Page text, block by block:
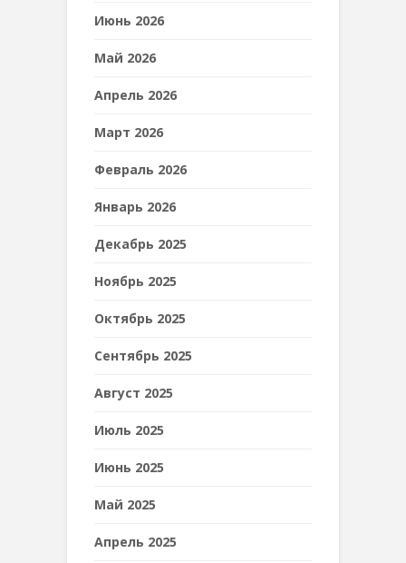
Июнь 2026
Май 2026
Апрель 2026
Март 2026
Февраль 2026
Январь 2026
Декабрь 2025
Ноябрь 2025
Октябрь 2025
Сентябрь 2025
Август 2025
Июль 2025
Июнь 2025
Май 2025
Апрель 2025